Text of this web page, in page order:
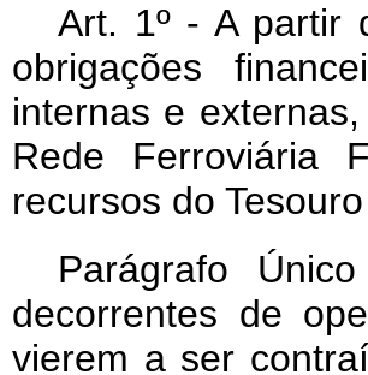
Art. 1º - A partir
obrigações
internas e
Rede Ferroviária
recursos do
Parágrafo
decorrentes de
vierem a ser